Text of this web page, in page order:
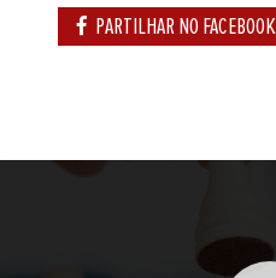
PARTILHAR NO FACEBOOK